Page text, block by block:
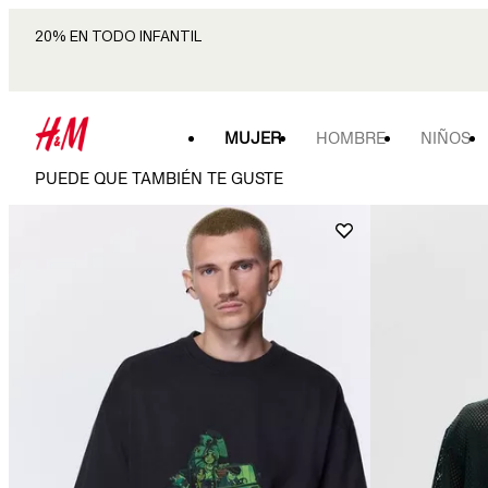
20% EN TODO INFANTIL
MUJER HOMBRE NIÑOS
PUEDE QUE TAMBIÉN TE GUSTE